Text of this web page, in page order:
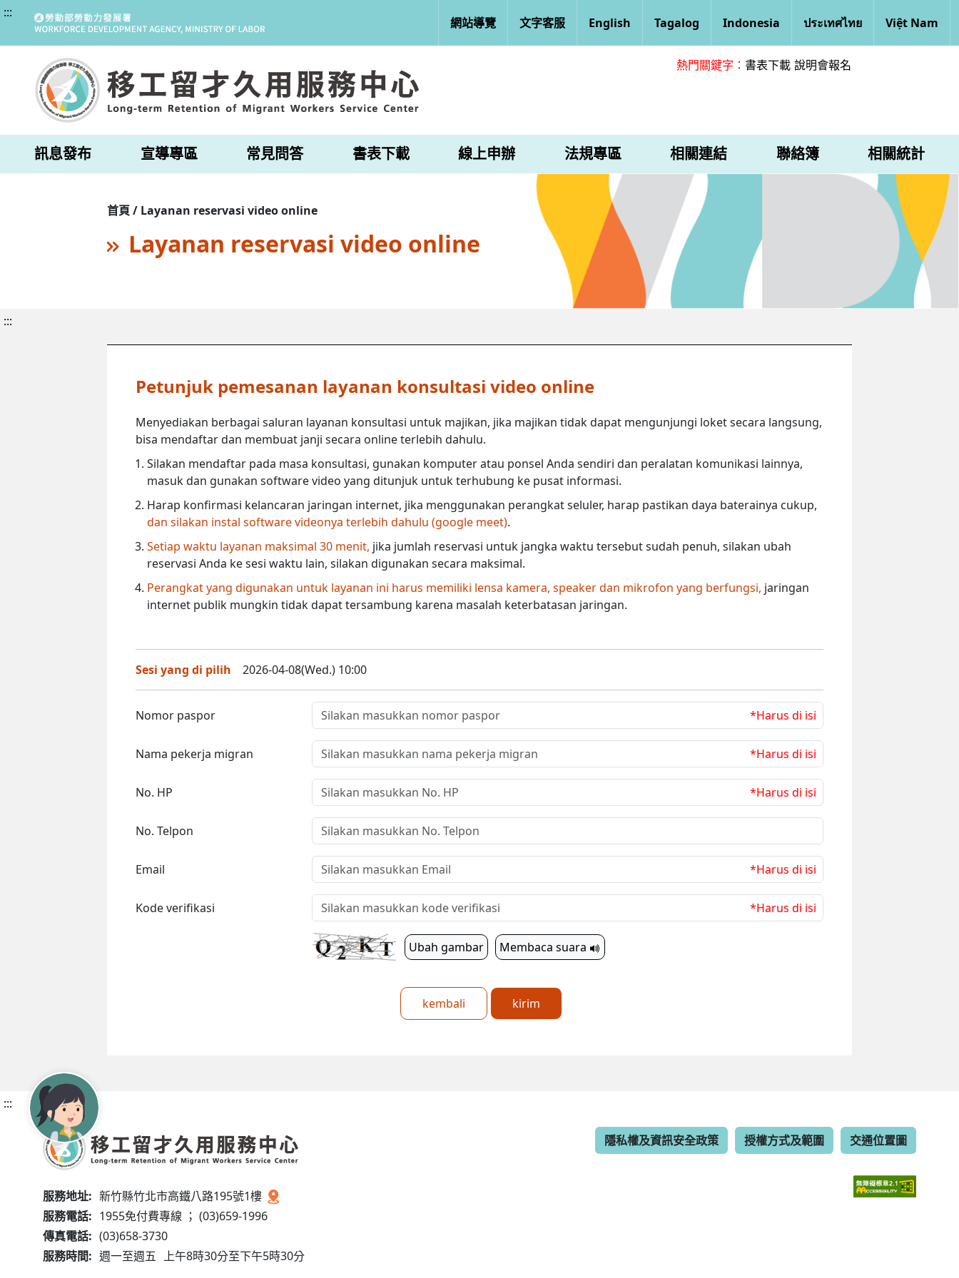
:::
網站導覽 文字客服 English Tagalog Indonesia ประเทศไทย Việt Nam
熱門關鍵字： 書表下載 說明會報名
訊息發布 宣導專區 常見問答 書表下載 線上申辦 法規專區 相關連結 聯絡簿 相關統計
首頁 / Layanan reservasi video online
Layanan reservasi video online
:::
Petunjuk pemesanan layanan konsultasi video online
Menyediakan berbagai saluran layanan konsultasi untuk majikan, jika majikan tidak dapat mengunjungi loket secara langsung,
bisa mendaftar dan membuat janji secara online terlebih dahulu.
Silakan mendaftar pada masa konsultasi, gunakan komputer atau ponsel Anda sendiri dan peralatan komunikasi lainnya,
masuk dan gunakan software video yang ditunjuk untuk terhubung ke pusat informasi.
Harap konfirmasi kelancaran jaringan internet, jika menggunakan perangkat seluler, harap pastikan daya baterainya cukup,
dan silakan instal software videonya terlebih dahulu (google meet).
Setiap waktu layanan maksimal 30 menit, jika jumlah reservasi untuk jangka waktu tersebut sudah penuh, silakan ubah
reservasi Anda ke sesi waktu lain, silakan digunakan secara maksimal.
Perangkat yang digunakan untuk layanan ini harus memiliki lensa kamera, speaker dan mikrofon yang berfungsi, jaringan
internet publik mungkin tidak dapat tersambung karena masalah keterbatasan jaringan.
Sesi yang di pilih 2026-04-08(Wed.) 10:00
Nomor paspor *Harus di isi
Nama pekerja migran *Harus di isi
No. HP *Harus di isi
No. Telpon
Email *Harus di isi
Kode verifikasi *Harus di isi
Ubah gambar Membaca suara
kembali kirim
:::
服務地址: 新竹縣竹北市高鐵八路195號1樓
服務電話: 1955免付費專線 ； (03)659-1996
傳真電話: (03)658-3730
服務時間: 週一至週五 上午8時30分至下午5時30分
隱私權及資訊安全政策 授權方式及範圍 交通位置圖